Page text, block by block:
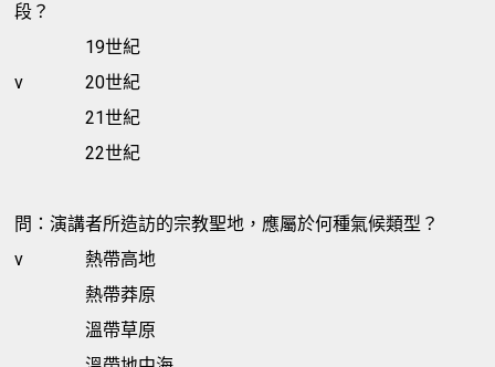
段？
19世紀
v
20世紀
21世紀
22世紀
問：演講者所造訪的宗教聖地，應屬於何種氣候類型？
v
熱帶高地
熱帶莽原
溫帶草原